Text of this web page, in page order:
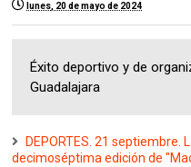
lunes, 20 de mayo de 2024
Éxito deportivo y de
Guadalajara
DEPORTES. 21 septiembre.
decimoséptima edición de